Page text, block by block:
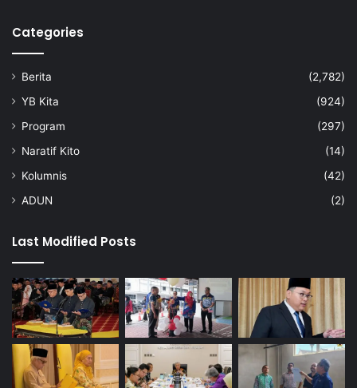
Categories
Berita
(2,782)
YB Kita
(924)
Program
(297)
Naratif Kito
(14)
Kolumnis
(42)
ADUN
(2)
Last Modified Posts